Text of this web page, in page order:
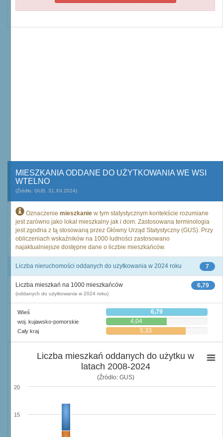
MIESZKANIA ODDANE DO UŻYTKOWANIA WE WSI
WTELNO
(Źródło: GUS, 31.XII.2024)
Oznaczenie mieszkanie w tym statystycznym kontekście rozumiane
jest zarówno jako lokal mieszkalny jak i dom. Zastosowana terminologia
jest zgodna z tą stosowaną przez Główny Urząd Statystyczny (GUS). Przy
obliczeniach wskaźników na 1000 ludności zastosowano
najaktualniejsze dostępne dane o liczbie mieszkańców.
7
Liczba nieruchomości oddanych do użytkowania w 2024 roku
6,79
Liczba mieszkań na 1000 mieszkańców
(oddanych do użytkowania w 2024 roku)
Wieś 6,79
woj. kujawsko-pomorskie 4,04
Cały kraj 5,33
Liczba mieszkań oddanych do użytku w
latach 2008-2024
(Źródło: GUS)
15
20